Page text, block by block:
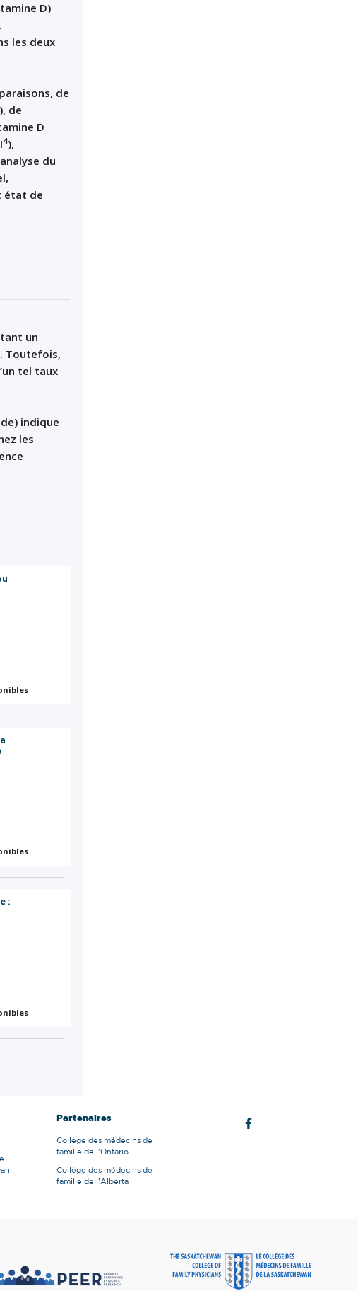
D)
les deux
de
de
D
4),
du
état de
un
Toutefois,
tel taux
indique
les
:
Partenaires
Collège des médecins de
famille de l'Ontario
Collège des médecins de
famille de l'Alberta